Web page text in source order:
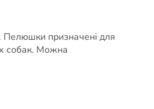
Пелюшки призначені для
собак. Можна